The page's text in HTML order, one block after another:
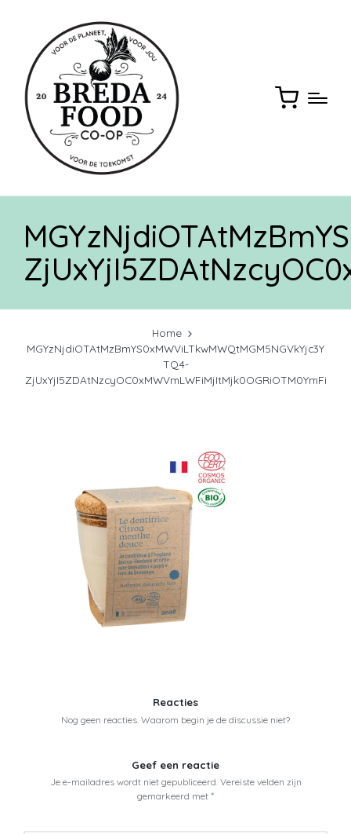
Home
MGYzNjdiOTAtMzBmYS0xMWViLTkwMWQtMGM5NGVkYjc3Y
TQ4-
ZjUxYjI5ZDAtNzcyOC0xMWVmLWFiMjItMjk0OGRiOTM0YmFi
Reacties
Nog geen reacties. Waarom begin je de discussie niet?
Geef een reactie
Je e-mailadres wordt niet gepubliceerd. Vereiste velden zijn
gemarkeerd met *